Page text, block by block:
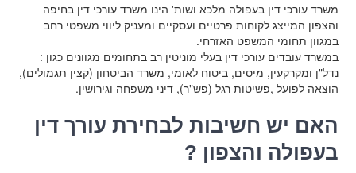
משרד עורכי דין בעפולה מלכא ושות' הינו משרד עורכי דין בחיפה
והצפון המייצג לקוחות פרטיים ועסקיים ומעניק ליווי משפטי רחב
במגוון תחומי המשפט האזרחי.
במשרד עובדים עורכי דין בעלי מוניטין רב בתחומים מגוונים כגון :
נדל"ן ומקרקעין, מיסים, ביטוח לאומי, משרד הביטחון (קצין תגמולים),
הוצאה לפועל ,פשיטות רגל (פש"ר), דיני משפחה וגירושין.
האם יש חשיבות לבחירת עורך דין
בעפולה והצפון ?